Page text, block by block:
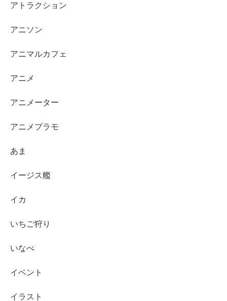
アトラクション
アニソン
アニマルカフェ
アニメ
アニメーター
アニメプラモ
あま
イージス艦
イカ
いちご狩り
いなべ
イベント
イラスト